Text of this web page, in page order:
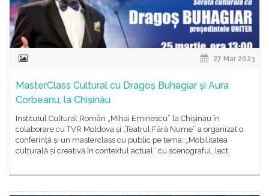
27 Mar 2023
MasterClass Cultural cu Dragoș Buhagiar și Aura
Corbeanu, la Chișinău
Institutul Cultural Român „Mihai Eminescu” la Chișinău în
colaborare cu TVR Moldova și „Teatrul Fără Nume” a organizat o
conferință și un masterclass cu public pe tema: „Mobilitatea
culturală și creativă în contextul actual” cu scenograful, lect.